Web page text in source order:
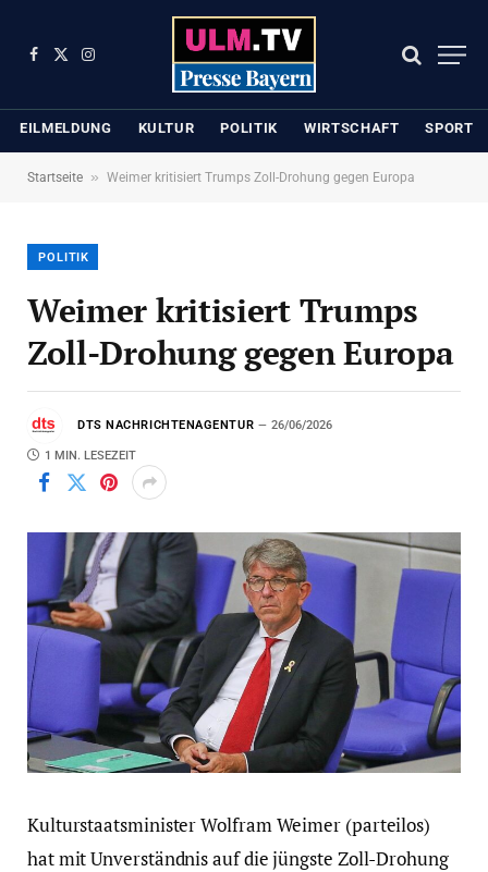
Facebook
X
Instagram
EILMELDUNG KULTUR POLITIK WIRTSCHAFT SPORT
Startseite » Weimer kritisiert Trumps Zoll-Drohung gegen Europa
POLITIK
Weimer kritisiert Trumps
Zoll-Drohung gegen Europa
DTS NACHRICHTENAGENTUR 26/06/2026
1 MIN. LESEZEIT
Kulturstaatsminister Wolfram Weimer (parteilos)
hat mit Unverständnis auf die jüngste Zoll-Drohung